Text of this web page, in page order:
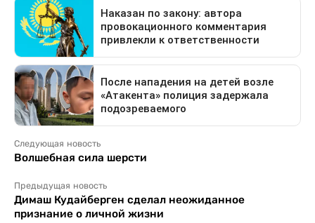
Следующая новость
Волшебная сила шерсти
Предыдущая новость
Димаш Кудайберген сделал неожиданное
признание о личной жизни